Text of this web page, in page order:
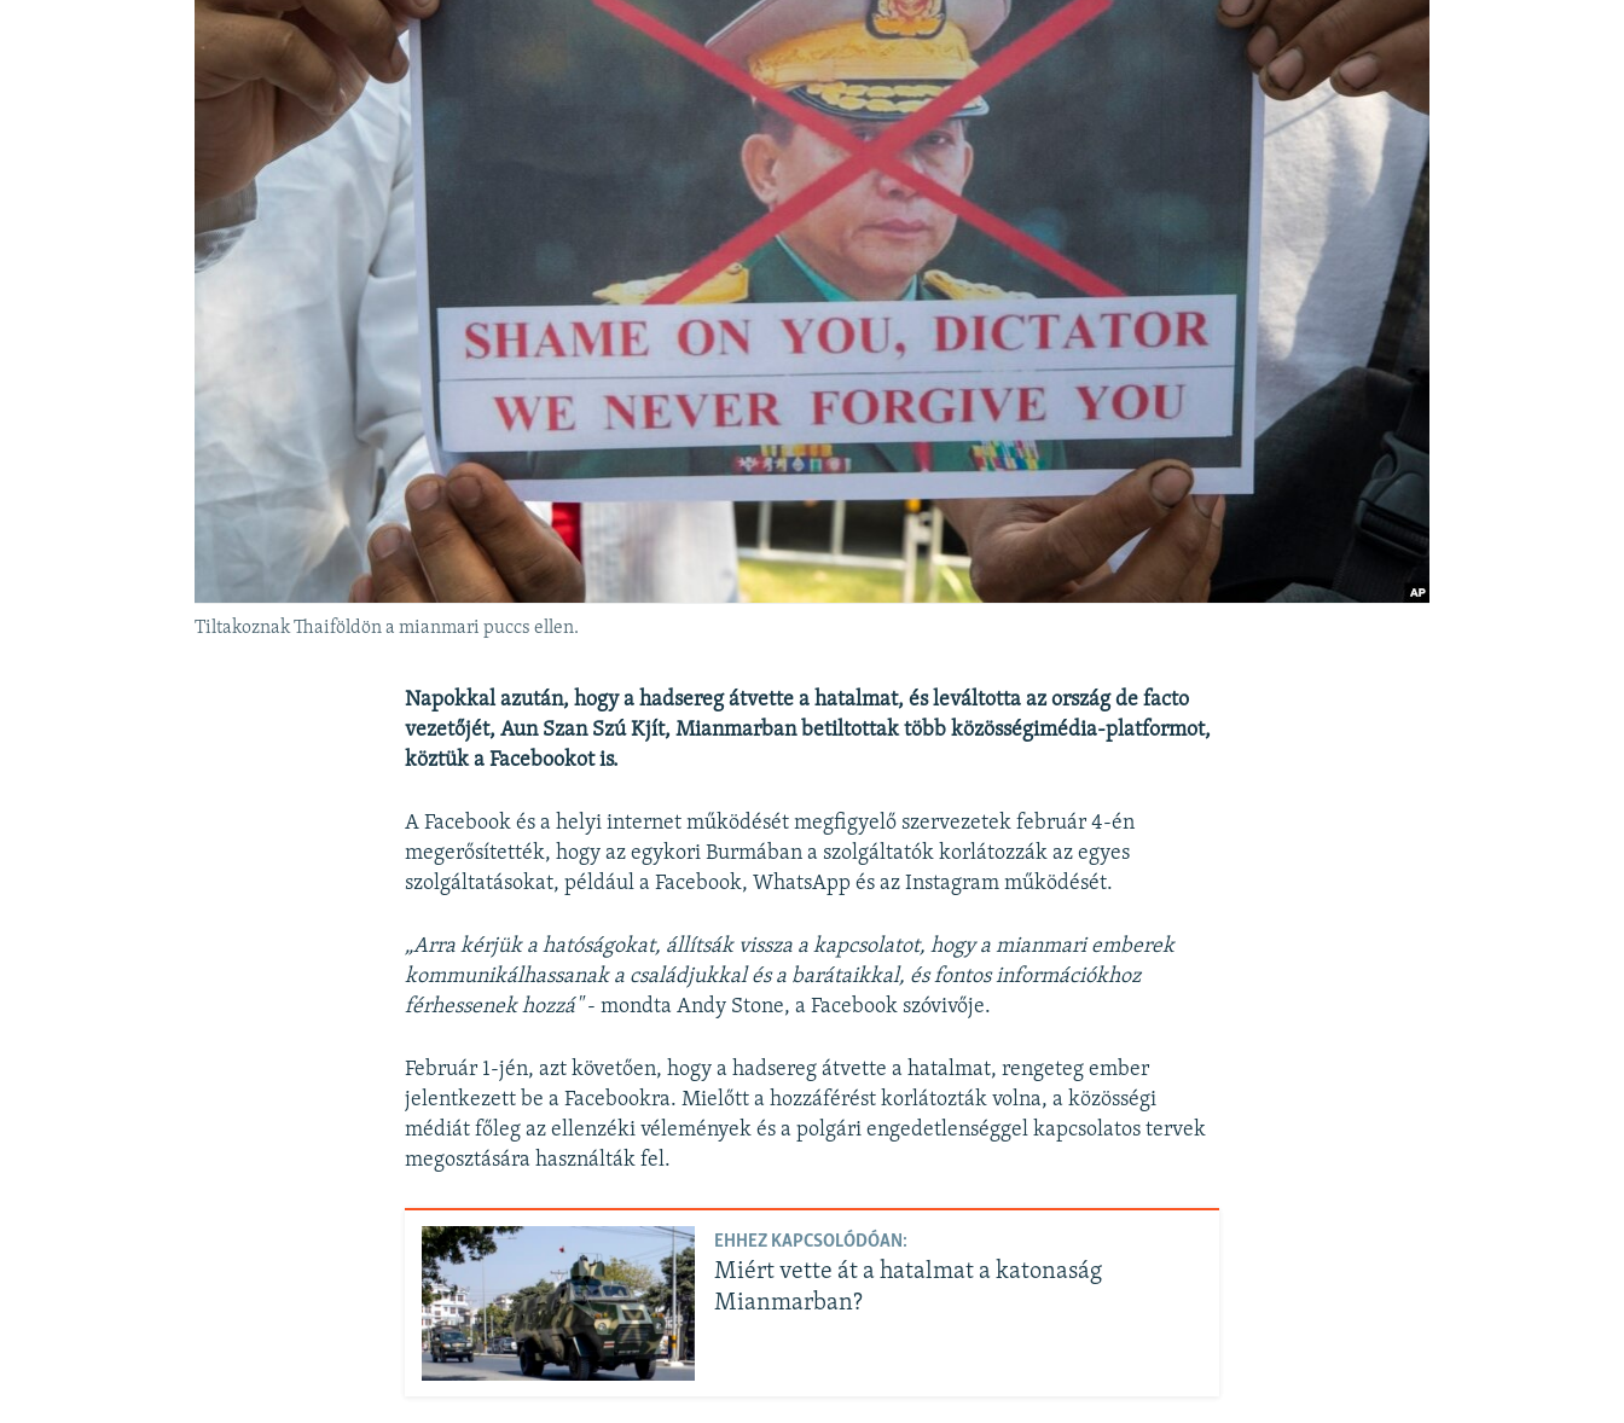
Tiltakoznak Thaiföldön a mianmari puccs ellen.
Napokkal azután, hogy a hadsereg átvette a hatalmat, és leváltotta az ország de facto
vezetőjét, Aun Szan Szú Kjít, Mianmarban betiltottak több közösségimédia-platformot,
köztük a Facebookot is.
A Facebook és a helyi internet működését megfigyelő szervezetek február 4-én
megerősítették, hogy az egykori Burmában a szolgáltatók korlátozzák az egyes
szolgáltatásokat, például a Facebook, WhatsApp és az Instagram működését.
„Arra kérjük a hatóságokat, állítsák vissza a kapcsolatot, hogy a mianmari emberek
kommunikálhassanak a családjukkal és a barátaikkal, és fontos információkhoz
férhessenek hozzá"- mondta Andy Stone, a Facebook szóvivője.
Február 1-jén, azt követően, hogy a hadsereg átvette a hatalmat, rengeteg ember
jelentkezett be a Facebookra. Mielőtt a hozzáférést korlátozták volna, a közösségi
médiát főleg az ellenzéki vélemények és a polgári engedetlenséggel kapcsolatos tervek
megosztására használták fel.
EHHEZ KAPCSOLÓDÓAN:
Miért vette át a hatalmat a katonaság
Mianmarban?